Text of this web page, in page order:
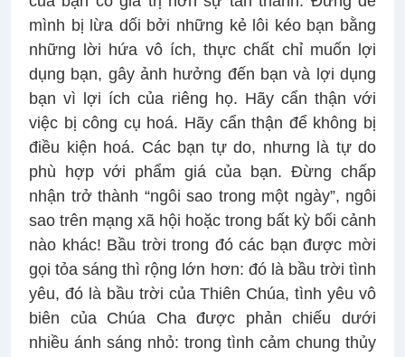
mình bị lừa dối bởi những kẻ lôi kéo bạn bằng
những lời hứa vô ích, thực chất chỉ muốn lợi
dụng bạn, gây ảnh hưởng đến bạn và lợi dụng
bạn vì lợi ích của riêng họ. Hãy cẩn thận với
việc bị công cụ hoá. Hãy cẩn thận để không bị
điều kiện hoá. Các bạn tự do, nhưng là tự do
phù hợp với phẩm giá của bạn. Đừng chấp
nhận trở thành “ngôi sao trong một ngày”, ngôi
sao trên mạng xã hội hoặc trong bất kỳ bối cảnh
nào khác! Bầu trời trong đó các bạn được mời
gọi tỏa sáng thì rộng lớn hơn: đó là bầu trời tình
yêu, đó là bầu trời của Thiên Chúa, tình yêu vô
biên của Chúa Cha được phản chiếu dưới
nhiều ánh sáng nhỏ: trong tình cảm chung thủy